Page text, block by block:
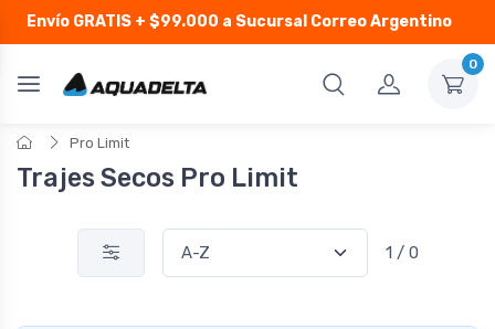
Envío GRATIS+ $99.000 a Sucursal Correo Argentino
0
Pro Limit
Trajes Secos Pro Limit
1 / 0